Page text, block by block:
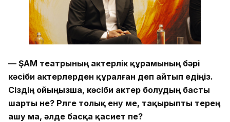
— ŞAM театрының актерлік құрамының бәрі
кәсіби актерлерден құралған деп айтып едіңіз.
Сіздің ойыңызша, кәсіби актер болудың басты
шарты не? Рөлге толық ену ме, тақырыпты терең
ашу ма, әлде басқа қасиет пе?